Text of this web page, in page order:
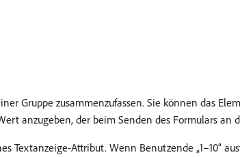
Gruppe zusammenzufassen. Sie können das
anzugeben, der beim Senden des Formulars an
Attribut. Wenn Benutzende „1–10“